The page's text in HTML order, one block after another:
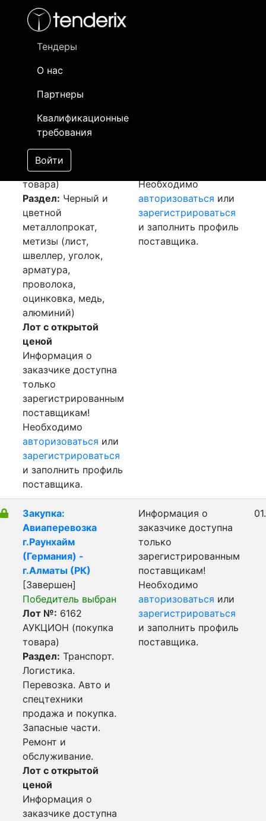
Тендеры
О нас
Партнеры
Квалификационные
требования
Войти
- активный лот
- сохраненный лот (не опубликован)
Закуп: Лист
рифлёный
[Завершен]
Лот №:6163
АУКЦИОН (покупка
товара)
Раздел: Черный и
цветной
металлопрокат,
метизы (лист,
швеллер, уголок,
арматура,
проволока,
оцинковка, медь,
алюминий)
Лот с открытой
ценой
Информация о
заказчике доступна
только
зарегистрированным
поставщикам!
Необходимо
авторизоваться или
зарегистрироваться
и заполнить профиль
поставщика.
Необходимо
авторизоваться или
зарегистрироваться
и заполнить профиль
поставщика.
Закупка:
Авиаперевозка
г.Раунхайм
(Германия) -
г.Алматы (РК)
[Завершен]
Победитель выбран
Лот №: 6162
АУКЦИОН (покупка
товара)
Раздел: Транспорт.
Логистика.
Перевозка. Авто и
спецтехники
продажа и покупка.
Запасные части.
Ремонт и
обслуживание.
Лот с открытой
ценой
Информация о
заказчике доступна
Информация о
заказчике доступна
только
зарегистрированным
поставщикам!
Необходимо
авторизоваться или
зарегистрироваться
и заполнить профиль
поставщика.